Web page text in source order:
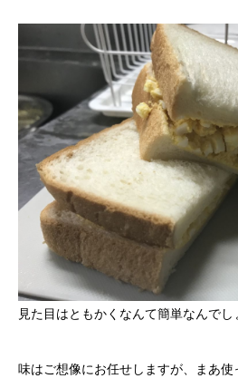
見た目はともかくなんて簡単なんでし
味はご想像にお任せしますが、まあ